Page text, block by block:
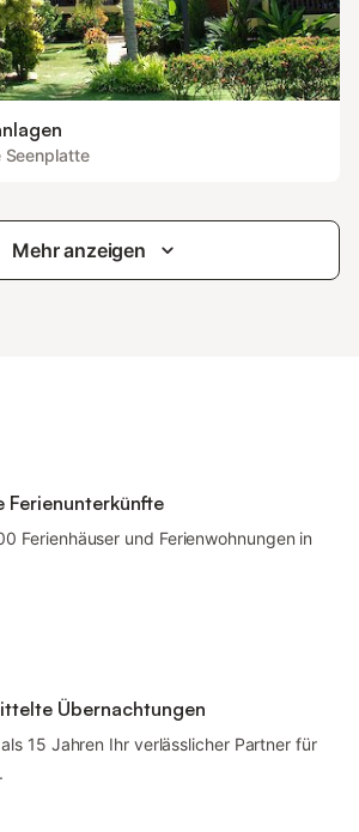
Mehr anzeigen
Ferienhäuser und Ferienwohnungen in
Übernachtungen
15 Jahren Ihr verlässlicher Partner für